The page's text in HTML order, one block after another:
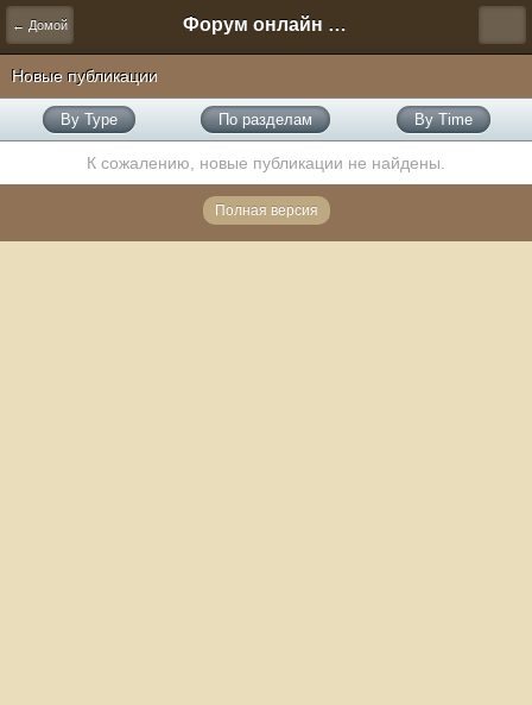
← Домой Форум онлайн игры "Новая Эра" (Нюра Биз)
Новые публикации
By Type По разделам By Time
К сожалению, новые публикации не найдены.
Полная версия